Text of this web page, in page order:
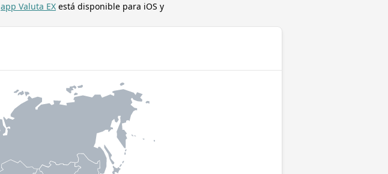
app Valuta EX está disponible para iOS y